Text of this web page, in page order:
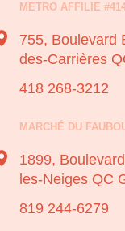
METRO AFFILIE
755, Boulevard
des-Carrières
418 268-3212
MARCHÉ DU
1899,
les-Neiges QC
819 244-6279